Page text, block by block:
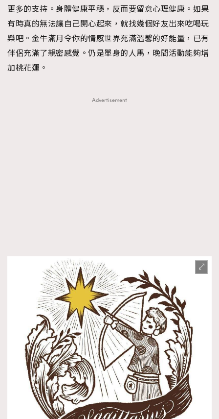
更多的支持。身體健康平穩，反而要留意心理健康。如果
有時真的無法讓自己開心起來，就找幾個好友出來吃喝玩
樂吧。金牛滿月令你的情感世界充滿溫馨的好能量，已有
伴侶充滿了親密感覺。仍是單身的人馬，晚間活動能夠增
加桃花運。
Advertisement